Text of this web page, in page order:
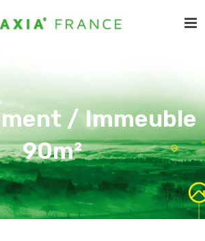
/ Immeuble
90m²